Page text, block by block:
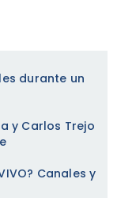
durante un
y Carlos Trejo
Canales y